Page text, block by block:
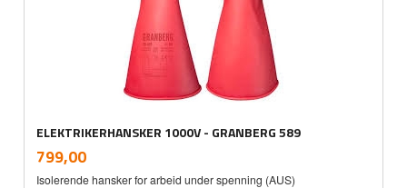
ELEKTRIKERHANSKER 1000V - GRANBERG 589
Pris
799,00mva.
Isolerende hansker for arbeid under spenning (AUS)